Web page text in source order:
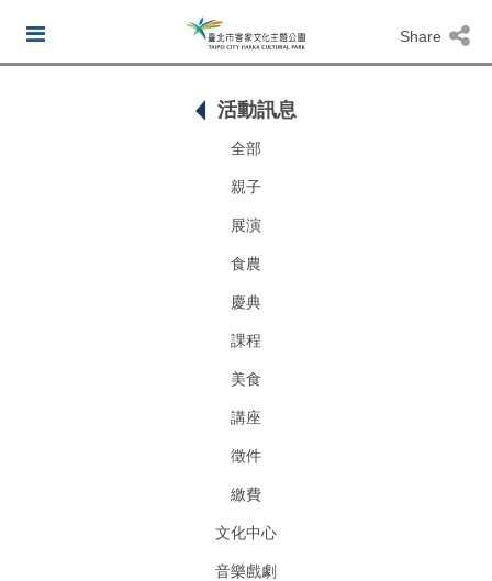
Share
活動訊息
全部
親子
展演
食農
慶典
課程
美食
講座
徵件
繳費
文化中心
音樂戲劇